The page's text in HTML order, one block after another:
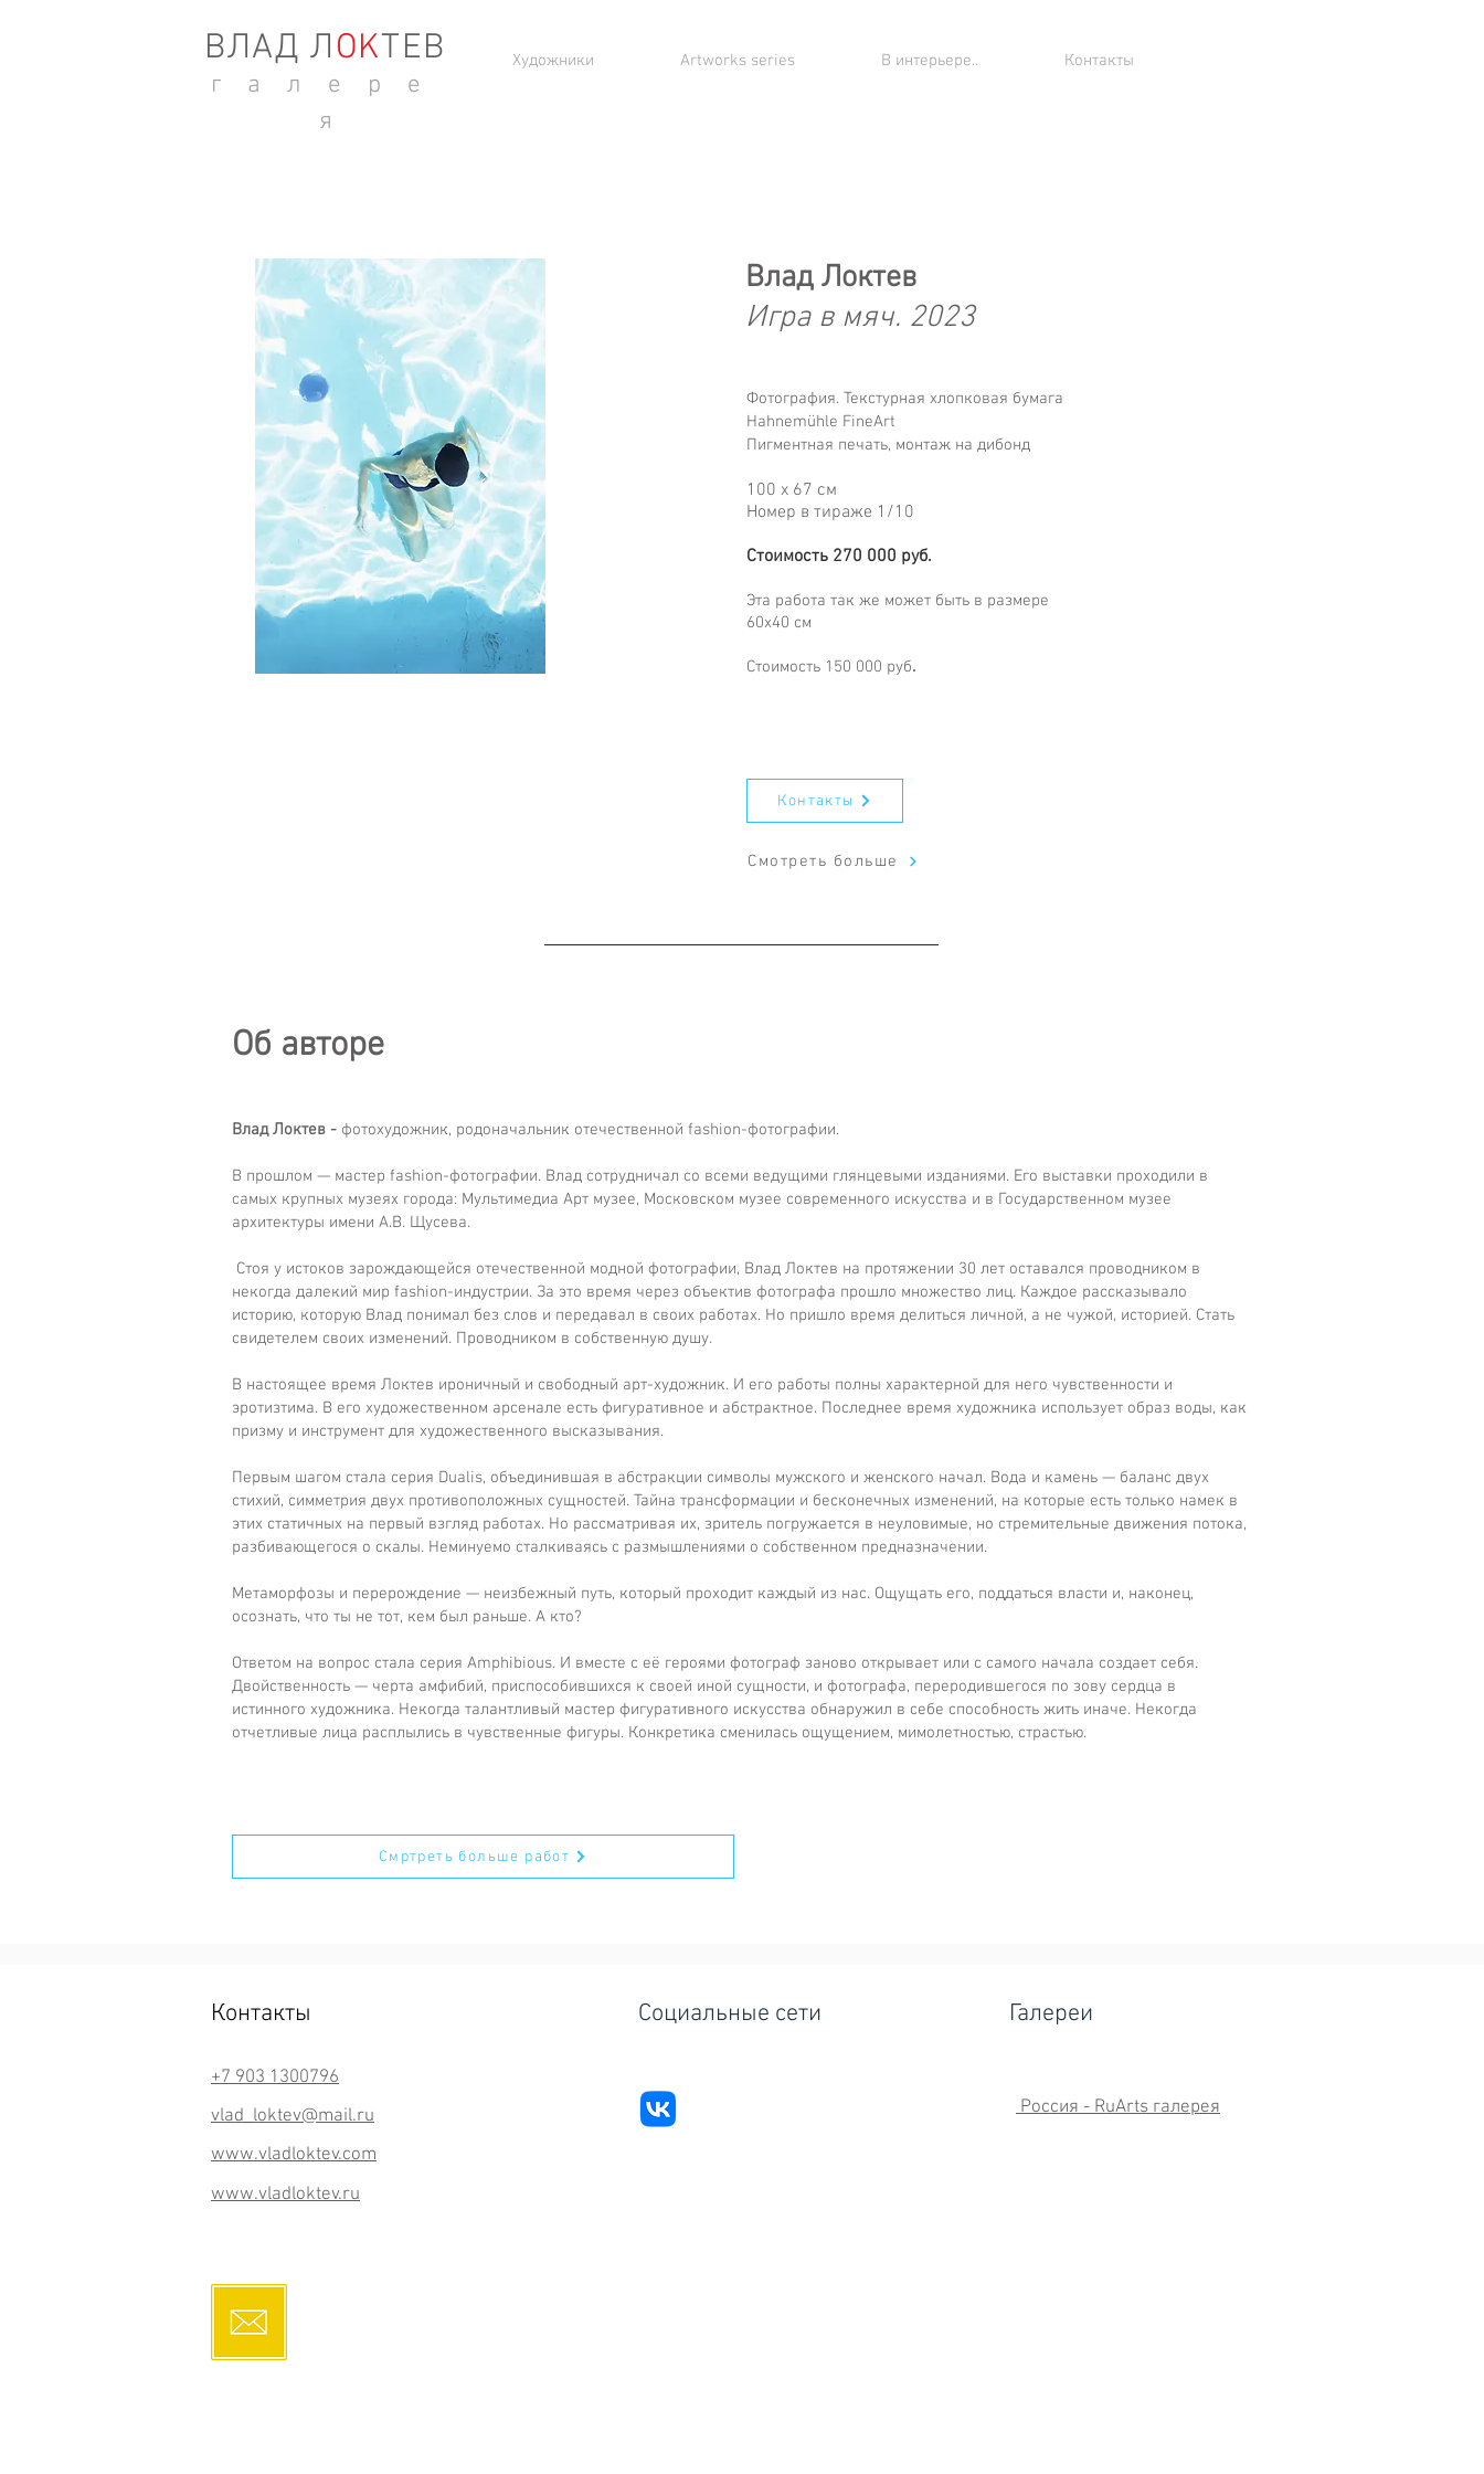
ВЛАД ЛОKТЕВ
г а л е р е
я
Художники Artworks series В интерьере.. Контакты
Влад Локтев
Игра в мяч. 2023
Фотография. Текстурная хлопковая бумага
Hahnemühle FineArt
Пигментная печать, монтаж на дибонд
100 х 67 см
Номер в тираже 1/10
Стоимость 270 000 руб.
Эта работа так же может быть в размере
60х40 см
Стоимость 150 000 руб.
Контакты
Смотреть больше
Об авторе
Влад Локтев - фотохудожник, родоначальник отечественной fashion-фотографии.
В прошлом — мастер fashion-фотографии. Влад сотрудничал со всеми ведущими глянцевыми изданиями. Его выставки проходили в
самых крупных музеях города: Мультимедиа Арт музее, Московском музее современного искусства и в Государственном музее
архитектуры имени А.В. Щусева.
Стоя у истоков зарождающейся отечественной модной фотографии, Влад Локтев на протяжении 30 лет оставался проводником в
некогда далекий мир fashion-индустрии. За это время через объектив фотографа прошло множество лиц. Каждое рассказывало
историю, которую Влад понимал без слов и передавал в своих работах. Но пришло время делиться личной, а не чужой, историей. Стать
свидетелем своих изменений. Проводником в собственную душу.
В настоящее время Локтев ироничный и свободный арт-художник. И его работы полны характерной для него чувственности и
эротизтима. В его художественном арсенале есть фигуративное и абстрактное. Последнее время художника использует образ воды, как
призму и инструмент для художественного высказывания.
Первым шагом стала серия Dualis, объединившая в абстракции символы мужского и женского начал. Вода и камень — баланс двух
стихий, симметрия двух противоположных сущностей. Тайна трансформации и бесконечных изменений, на которые есть только намек в
этих статичных на первый взгляд работах. Но рассматривая их, зритель погружается в неуловимые, но стремительные движения потока,
разбивающегося о скалы. Неминуемо сталкиваясь с размышлениями о собственном предназначении.
Метаморфозы и перерождение — неизбежный путь, который проходит каждый из нас. Ощущать его, поддаться власти и, наконец,
осознать, что ты не тот, кем был раньше. А кто?
Ответом на вопрос стала серия Amphibious. И вместе с её героями фотограф заново открывает или с самого начала создает себя.
Двойственность — черта амфибий, приспособившихся к своей иной сущности, и фотографа, переродившегося по зову сердца в
истинного художника. Некогда талантливый мастер фигуративного искусства обнаружил в себе способность жить иначе. Некогда
отчетливые лица расплылись в чувственные фигуры. Конкретика сменилась ощущением, мимолетностью, страстью.
Смртреть больше работ
Контакты Социальные сети Галереи
+7 903 1300796
vlad_loktev@mail.ru
Россия - RuArts галерея
www.vladloktev.com
www.vladloktev.ru